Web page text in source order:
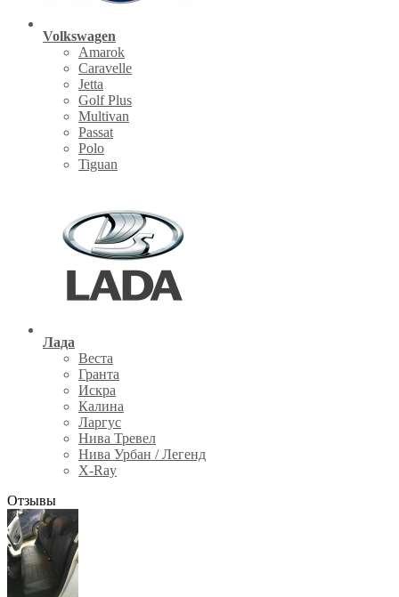
Volkswagen
Amarok
Caravelle
Jetta
Golf Plus
Multivan
Passat
Polo
Tiguan
Лада
Веста
Гранта
Искра
Калина
Ларгус
Нива Тревел
Нива Урбан / Легенд
X-Ray
Отзывы